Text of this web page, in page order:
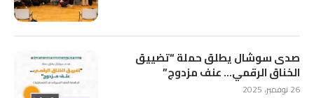
صدى سوشال يطلق حملة “تضييق
الخناق الرقمي… عنف مزدوج”
26 نوفمبر، 2025